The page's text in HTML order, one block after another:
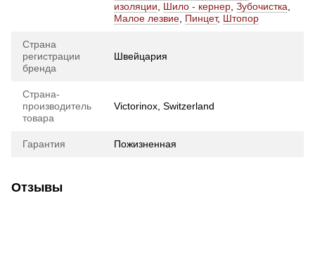
изоляции, Шило - кернер, Зубочистка,
Малое лезвие, Пинцет, Штопор
Страна
регистрации
бренда
Швейцария
Страна-
производитель
товара
Victorinox, Switzerland
Гарантия Пожизненная
Отзывы